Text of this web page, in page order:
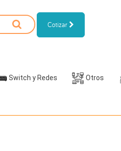
Cotizar
Switch y Redes Otros